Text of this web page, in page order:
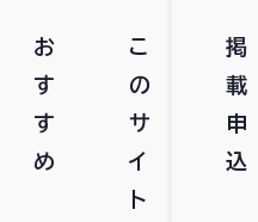
お
す
す
め
こ
の
サ
イ
ト
掲
載
申
込